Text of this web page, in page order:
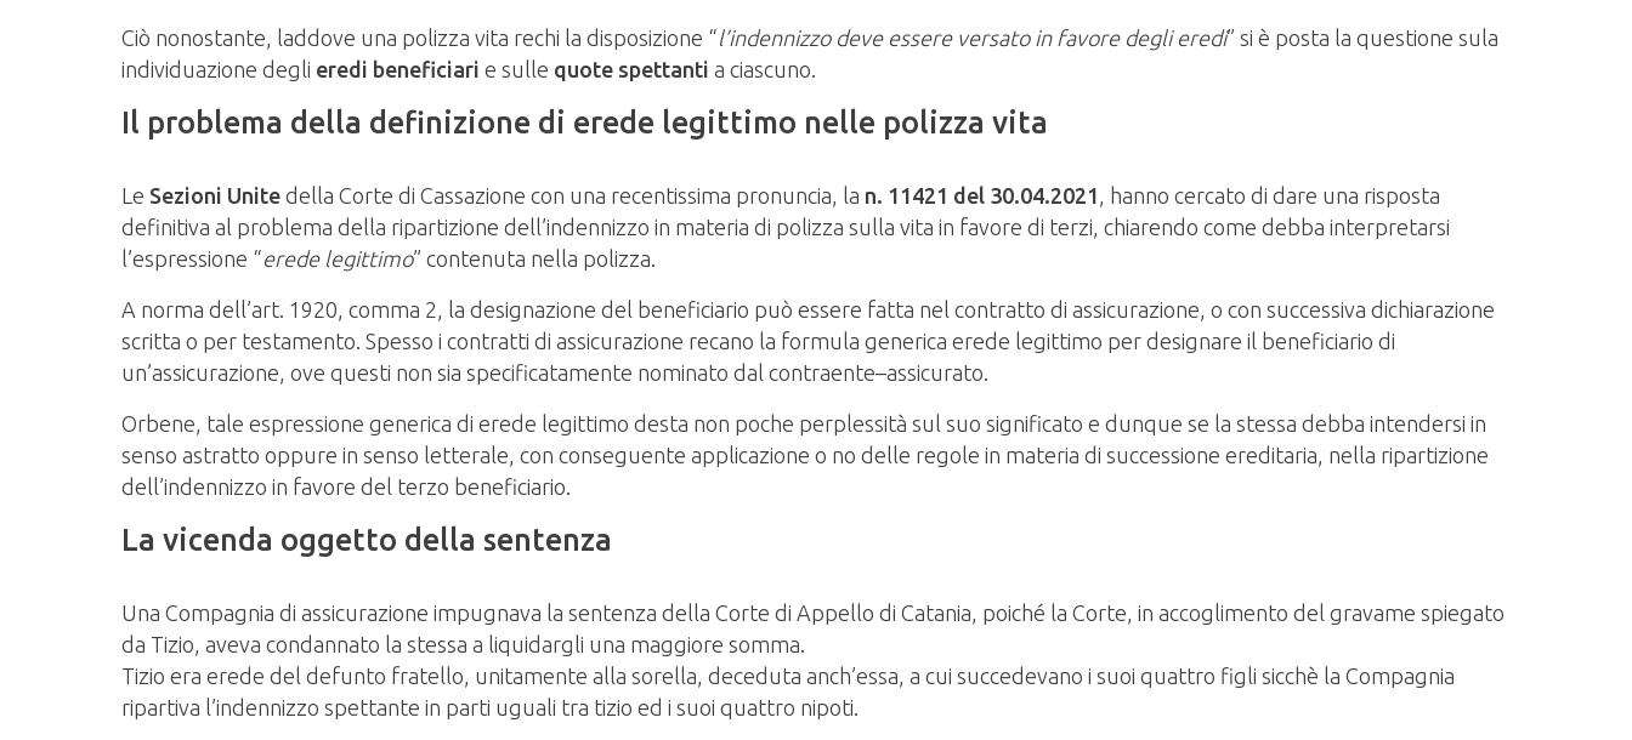
Ciò nonostante, laddove una polizza vita rechi la disposizione “l’indennizzo deve essere versato in favore degli eredi” si è posta la questione sula
individuazione degli eredi beneficiari e sulle quote spettanti a ciascuno.
Il problema della definizione di erede legittimo nelle polizza vita
Le Sezioni Unite della Corte di Cassazione con una recentissima pronuncia, la n. 11421 del 30.04.2021 , hanno cercato di dare una risposta
definitiva al problema della ripartizione dell’indennizzo in materia di polizza sulla vita in favore di terzi, chiarendo come debba interpretarsi
l’espressione “erede legittimo” contenuta nella polizza.
A norma dell’art. 1920, comma 2, la designazione del beneficiario può essere fatta nel contratto di assicurazione, o con successiva dichiarazione
scritta o per testamento. Spesso i contratti di assicurazione recano la formula generica erede legittimo per designare il beneficiario di
un’assicurazione, ove questi non sia specificatamente nominato dal contraente–assicurato.
Orbene, tale espressione generica di erede legittimo desta non poche perplessità sul suo significato e dunque se la stessa debba intendersi in
senso astratto oppure in senso letterale, con conseguente applicazione o no delle regole in materia di successione ereditaria, nella ripartizione
dell’indennizzo in favore del terzo beneficiario.
La vicenda oggetto della sentenza
Una Compagnia di assicurazione impugnava la sentenza della Corte di Appello di Catania, poiché la Corte, in accoglimento del gravame spiegato
da Tizio, aveva condannato la stessa a liquidargli una maggiore somma.
Tizio era erede del defunto fratello, unitamente alla sorella, deceduta anch’essa, a cui succedevano i suoi quattro figli sicchè la Compagnia
ripartiva l’indennizzo spettante in parti uguali tra tizio ed i suoi quattro nipoti.